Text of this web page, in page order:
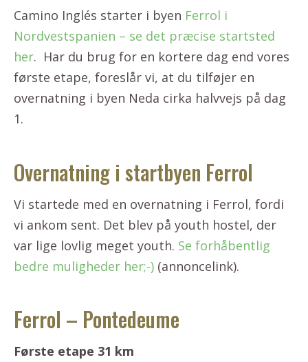
Camino Inglés starter i byen Ferrol i
Nordvestspanien – se det præcise startsted
her. Har du brug for en kortere dag end vores
første etape, foreslår vi, at du tilføjer en
overnatning i byen Neda cirka halvvejs på dag
1.
Overnatning i startbyen Ferrol
Vi startede med en overnatning i Ferrol, fordi
vi ankom sent. Det blev på youth hostel, der
var lige lovlig meget youth. Se forhåbentlig
bedre muligheder her;-) (annoncelink).
Ferrol – Pontedeume
Første etape 31 km